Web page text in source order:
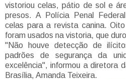
vistoriou celas, pátio de sol e
presos. A Polícia Penal
celas para a revista canina.
foram usados na vistoria, que
"Não houve detecção de
padrões de segurança da
excelência", informou a diretora
Brasília, Amanda Teixeira.